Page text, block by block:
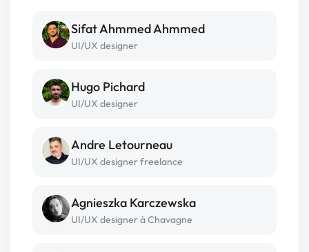
Sifat Ahmmed Ahmmed
UI/UX designer
Hugo Pichard
UI/UX designer
Andre Letourneau
UI/UX designer freelance
Agnieszka Karczewska
UI/UX designer à Chavagne